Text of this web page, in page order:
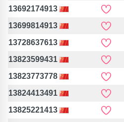
13692174913
13699814913
13728637613
13823599431
13823773778
13824413491
13825221413